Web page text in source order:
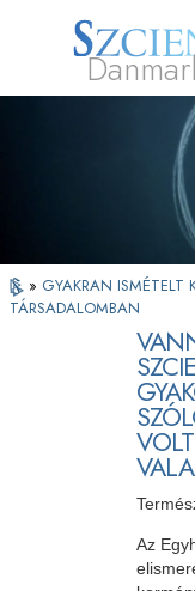
» GYAKRAN ISMÉTELT
TÁRSADALOMBAN
Az